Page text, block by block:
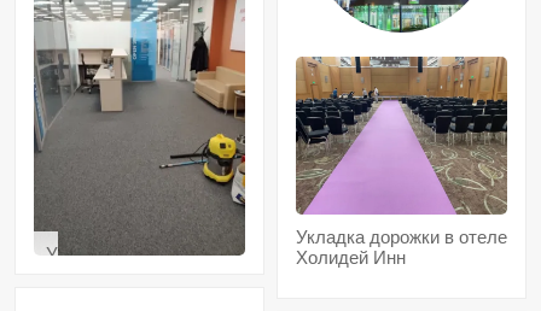
Укладка
Укладка дорожки в отеле
Холидей Инн